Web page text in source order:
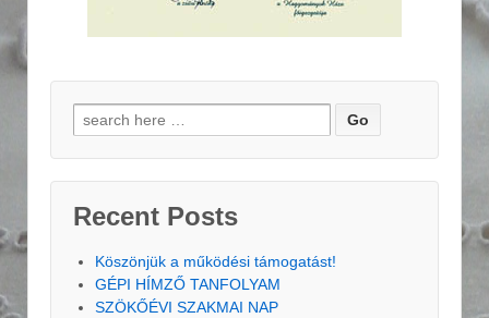
Search for:
Recent Posts
Köszönjük a működési támogatást!
GÉPI HÍMZŐ TANFOLYAM
SZÖKŐÉVI SZAKMAI NAP